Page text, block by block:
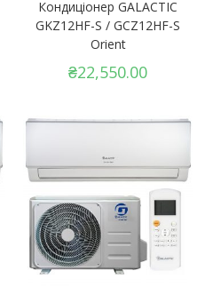
Кондиціонер GALACTIC
GKZ12HF-S / GCZ12HF-S
Orient
₴22,550.00